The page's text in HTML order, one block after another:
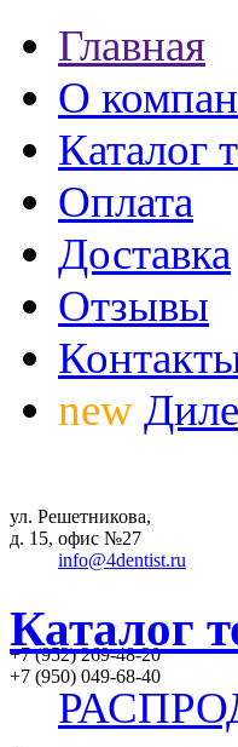
Главная
О
Каталог
Оплата
Доставка
Отзывы
new
ул. Решетникова,
д. 15, офис №27
info@4dentist.ru
+7 (952) 269-48-20
‪+7 (950) 049-68-40
Каталог